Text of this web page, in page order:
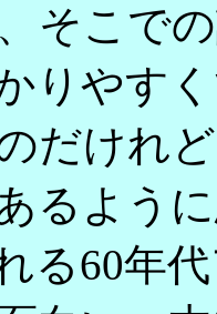
そこで
りやす
だけれ
るよう
る60年